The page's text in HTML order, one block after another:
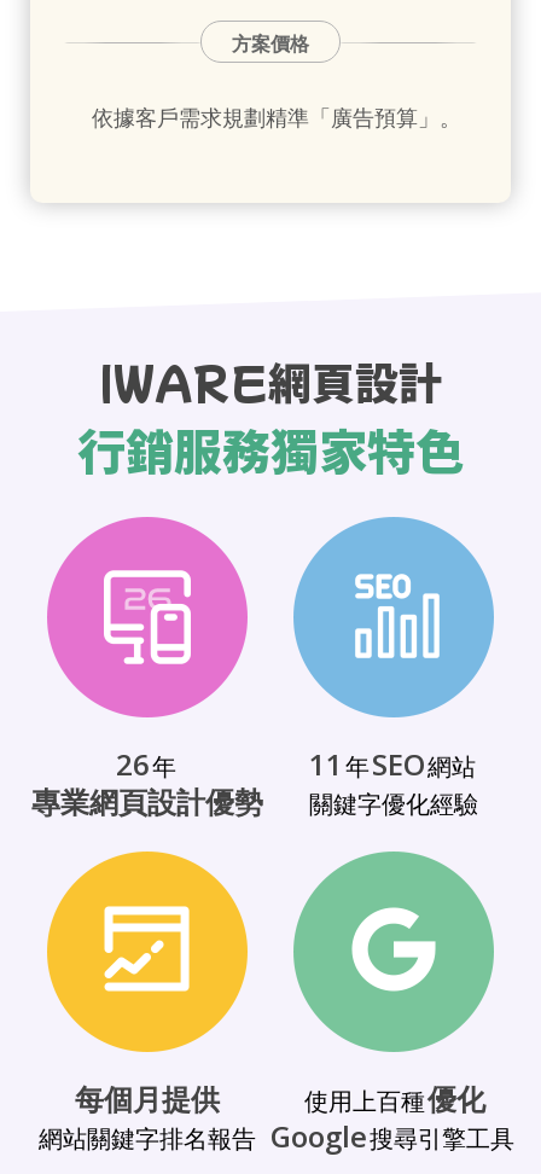
方案價格
依據客戶需求規劃精準「廣告預算」。
IWARE網頁設計
行銷服務獨家特色
26年
專業網頁設計優勢
11 年SEO網站
關鍵字優化經驗
每個月提供
網站關鍵字排名報告
使用上百種優化
Google搜尋引擎工具